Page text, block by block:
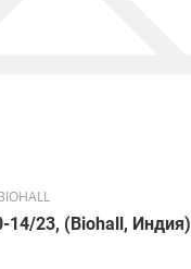
14/23, (Biohall, Индия)